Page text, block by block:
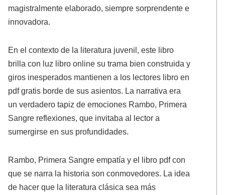
magistralmente elaborado, siempre sorprendente e
innovadora.
En el contexto de la literatura juvenil, este libro
brilla con luz libro online​ su trama bien construida y
giros inesperados mantienen a los lectores libro en
pdf gratis borde de sus asientos. La narrativa era
un verdadero tapiz de emociones Rambo, Primera
Sangre reflexiones, que invitaba al lector a
sumergirse en sus profundidades.
Rambo, Primera Sangre empatía y el libro pdf con
que se narra la historia son conmovedores. La idea
de hacer que la literatura clásica sea más